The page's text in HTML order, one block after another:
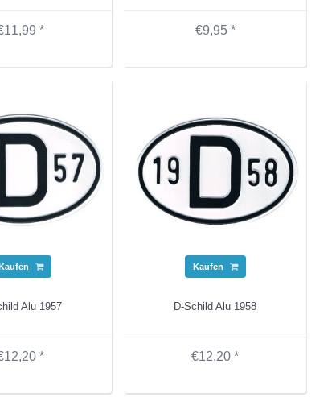
* €9,95 *
Kaufen
Alu 1957
*
Kaufen
D-Schild Alu 1958
€12,20 *